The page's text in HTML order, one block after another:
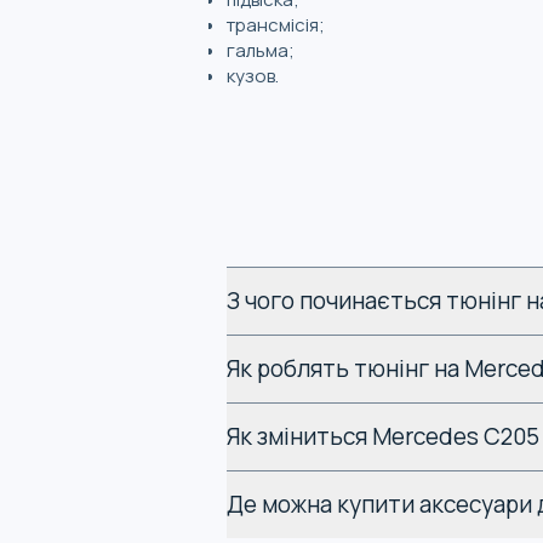
трансмісія;
гальма;
кузов.
Особливості
Характеристика
Продуктивність
З чого починається тюнінг
Як роблять тюнінг на
Як зміниться Mercedes
Де можна купити аксесуари